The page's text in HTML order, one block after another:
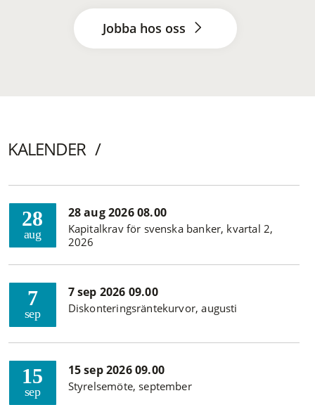
Jobba hos oss
KALENDER
28
aug
28 aug 2026 08.00
Kapitalkrav för svenska banker, kvartal 2,
2026
7
sep
7 sep 2026 09.00
Diskonteringsräntekurvor, augusti
15
sep
15 sep 2026 09.00
Styrelsemöte, september